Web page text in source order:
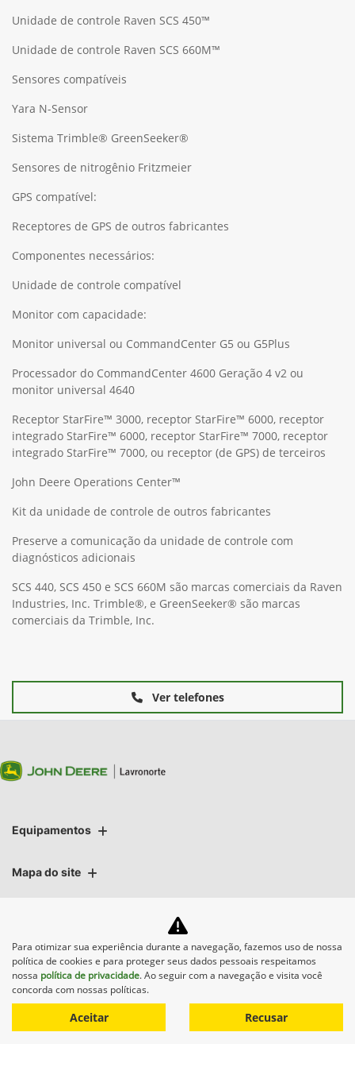
Unidade de controle Raven SCS 450™
Unidade de controle Raven SCS 660M™
Sensores compatíveis
Yara N-Sensor
Sistema Trimble® GreenSeeker®
Sensores de nitrogênio Fritzmeier
GPS compatível:
Receptores de GPS de outros fabricantes
Componentes necessários:
Unidade de controle compatível
Monitor com capacidade:
Monitor universal ou CommandCenter G5 ou G5Plus
Processador do CommandCenter 4600 Geração 4 v2 ou
monitor universal 4640
Receptor StarFire™ 3000, receptor StarFire™ 6000, receptor
integrado StarFire™ 6000, receptor StarFire™ 7000, receptor
integrado StarFire™ 7000, ou receptor (de GPS) de terceiros
John Deere Operations Center™
Kit da unidade de controle de outros fabricantes
Preserve a comunicação da unidade de controle com
diagnósticos adicionais
SCS 440, SCS 450 e SCS 660M são marcas comerciais da Raven
Industries, Inc. Trimble®, e GreenSeeker® são marcas
comerciais da Trimble, Inc.
Ver telefones
Equipamentos
Mapa do site
No trânsito, enxergar o outro
salva vidas.
Para otimizar sua experiência durante a navegação, fazemos uso de nossa
política de cookies e para proteger seus dados pessoais respeitamos
nossa política de privacidade. Ao seguir com a navegação e visita você
concorda com nossas políticas.
Aceitar Recusar